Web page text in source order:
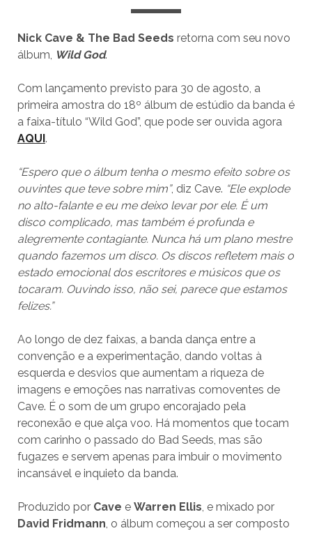
Nick Cave & The Bad Seeds retorna com seu novo
álbum, Wild God.
Com lançamento previsto para 30 de agosto, a
primeira amostra do 18º álbum de estúdio da banda é
a faixa-título “Wild God”, que pode ser ouvida agora
AQUI.
“Espero que o álbum tenha o mesmo efeito sobre os
ouvintes que teve sobre mim”, diz Cave. “Ele explode
no alto-falante e eu me deixo levar por ele. É um
disco complicado, mas também é profunda e
alegremente contagiante. Nunca há um plano mestre
quando fazemos um disco. Os discos refletem mais o
estado emocional dos escritores e músicos que os
tocaram. Ouvindo isso, não sei, parece que estamos
felizes.”
Ao longo de dez faixas, a banda dança entre a
convenção e a experimentação, dando voltas à
esquerda e desvios que aumentam a riqueza de
imagens e emoções nas narrativas comoventes de
Cave. É o som de um grupo encorajado pela
reconexão e que alça voo. Há momentos que tocam
com carinho o passado do Bad Seeds, mas são
fugazes e servem apenas para imbuir o movimento
incansável e inquieto da banda.
Produzido por Cave e Warren Ellis, e mixado por
David Fridmann, o álbum começou a ser composto